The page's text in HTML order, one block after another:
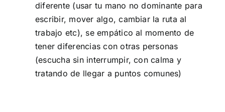
diferente (usar tu mano no dominante para
escribir, mover algo, cambiar la ruta al
trabajo etc), se empático al momento de
tener diferencias con otras personas
(escucha sin interrumpir, con calma y
tratando de llegar a puntos comunes)